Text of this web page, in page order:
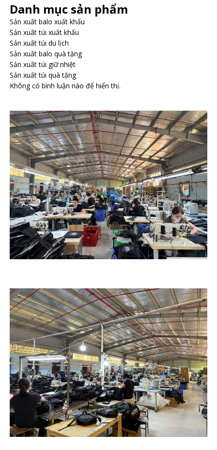
Danh mục sản phẩm
Sản xuất balo xuất khẩu
Sản xuất túi xuất khẩu
Sản xuất túi du lịch
Sản xuất balo quà tặng
Sản xuất túi giữ nhiệt
Sản xuất túi quà tặng
Không có bình luận nào để hiển thị.